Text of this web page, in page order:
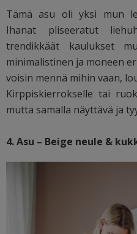
Tämä asu oli yksi mun
Ihanat pliseeratut
trendikkäät kaulukset
minimalistinen ja moneen
voisin mennä mihin vaan,
Kirppiskierrokselle tai
mutta samalla näyttävä ja
4. Asu – Beige neule &